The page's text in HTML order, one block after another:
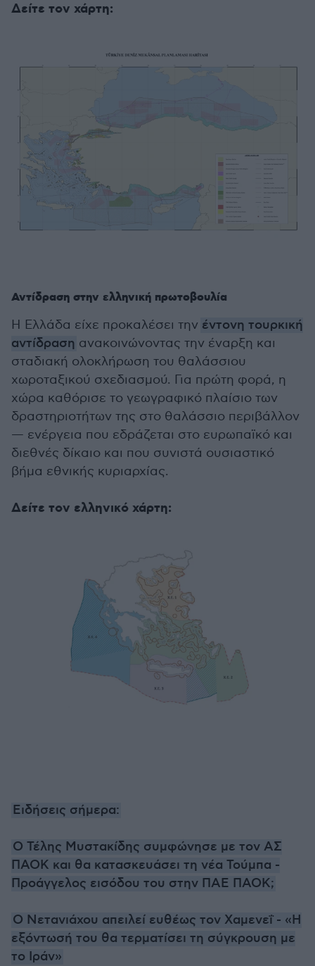
Δείτε τον χάρτη:
Αντίδραση στην ελληνική πρωτοβουλία
Η Ελλάδα είχε προκαλέσει την έντονη τουρκική
αντίδραση ανακοινώνοντας την έναρξη και
σταδιακή ολοκλήρωση του θαλάσσιου
χωροταξικού σχεδιασμού. Για πρώτη φορά, η
χώρα καθόρισε το γεωγραφικό πλαίσιο των
δραστηριοτήτων της στο θαλάσσιο περιβάλλον
— ενέργεια που εδράζεται στο ευρωπαϊκό και
διεθνές δίκαιο και που συνιστά ουσιαστικό
βήμα εθνικής κυριαρχίας.
Δείτε τον ελληνικό χάρτη:
Ειδήσεις σήμερα:
Ο Τέλης Μυστακίδης συμφώνησε με τον ΑΣ
ΠΑΟΚ και θα κατασκευάσει τη νέα Τούμπα -
Προάγγελος εισόδου του στην ΠΑΕ ΠΑΟΚ;
Ο Νετανιάχου απειλεί ευθέως τον Χαμενεΐ - «Η
εξόντωσή του θα τερματίσει τη σύγκρουση με
το Ιράν»